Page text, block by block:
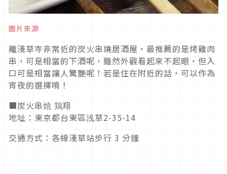
圖片來源
離淺草寺非常近的炭火串燒居酒屋，最推薦的是烤雞肉
串，可是相當的下酒呢，雖然外觀看起來不起眼，但入
口可是相當讓人驚艷呢！若是住在附近的話，可以作為
宵夜的選擇唷！
■炭火串焼 鶏翔
地址：東京都台東區浅草2-35-14
交通方式：各線淺草站步行 3 分鐘